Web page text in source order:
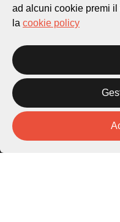
ad alcuni cookie premi
la cookie policy